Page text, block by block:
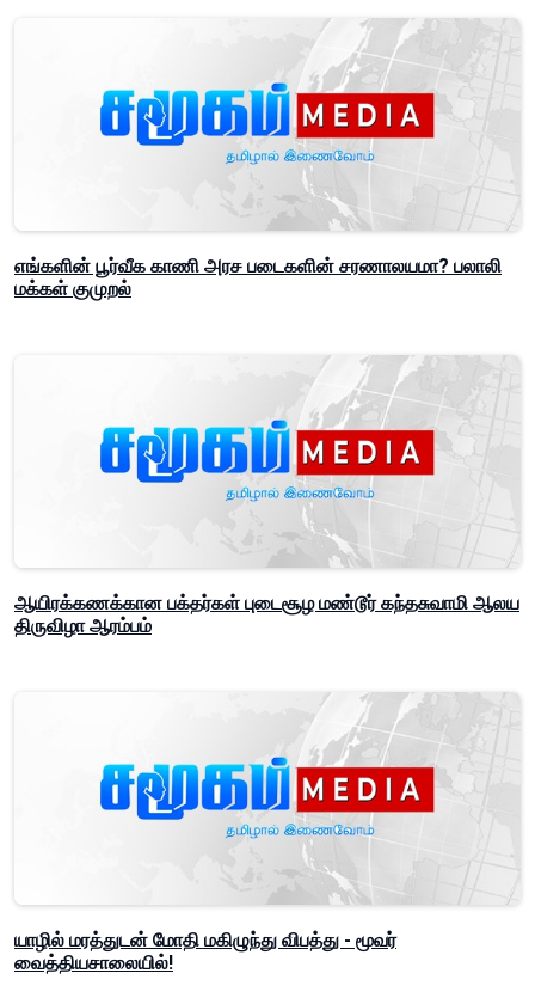
எங்களின் பூர்வீக காணி அரச படைகளின் சரணாலயமா? பலாலி
மக்கள் குமுறல்
ஆயிரக்கணக்கான பக்தர்கள் புடைசூழ மண்டூர் கந்தசுவாமி ஆலய
திருவிழா ஆரம்பம்
யாழில் மரத்துடன் மோதி மகிழுந்து விபத்து - மூவர்
வைத்தியசாலையில்!